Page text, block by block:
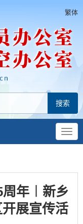
繁体
年︱新乡
展宣传活